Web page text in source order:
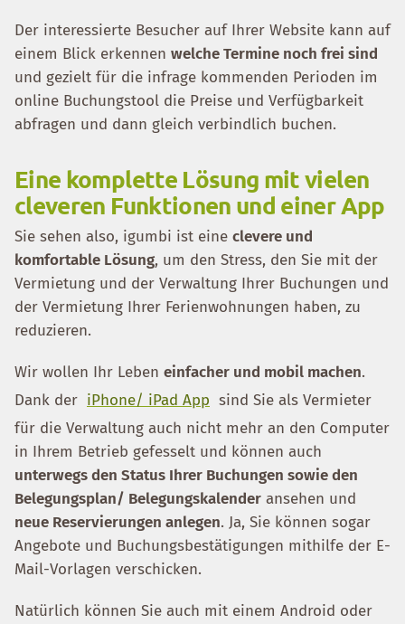
Der interessierte Besucher auf Ihrer Website kann auf
einem Blick erkennen welche Termine noch frei sind
und gezielt für die infrage kommenden Perioden im
online Buchungstool die Preise und Verfügbarkeit
abfragen und dann gleich verbindlich buchen.
Eine komplette Lösung mit vielen
cleveren Funktionen und einer App
Sie sehen also, igumbi ist eine clevere und
komfortable Lösung, um den Stress, den Sie mit der
Vermietung und der Verwaltung Ihrer Buchungen und
der Vermietung Ihrer Ferienwohnungen haben, zu
reduzieren.
Wir wollen Ihr Leben einfacher und mobil machen.
Dank der iPhone/ iPad App sind Sie als Vermieter
für die Verwaltung auch nicht mehr an den Computer
in Ihrem Betrieb gefesselt und können auch
unterwegs den Status Ihrer Buchungen sowie den
Belegungsplan/ Belegungskalender ansehen und
neue Reservierungen anlegen. Ja, Sie können sogar
Angebote und Buchungsbestätigungen mithilfe der E-
Mail-Vorlagen verschicken.
Natürlich können Sie auch mit einem Android oder